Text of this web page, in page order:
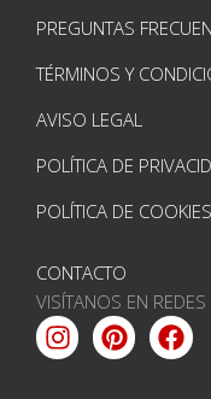
PREGUNTAS
TÉRMINOS Y
AVISO LEGAL
POLÍTICA DE
POLÍTICA DE COOKIES
CONTACTO
VISÍTANOS EN REDES
Instagram
Pinterest